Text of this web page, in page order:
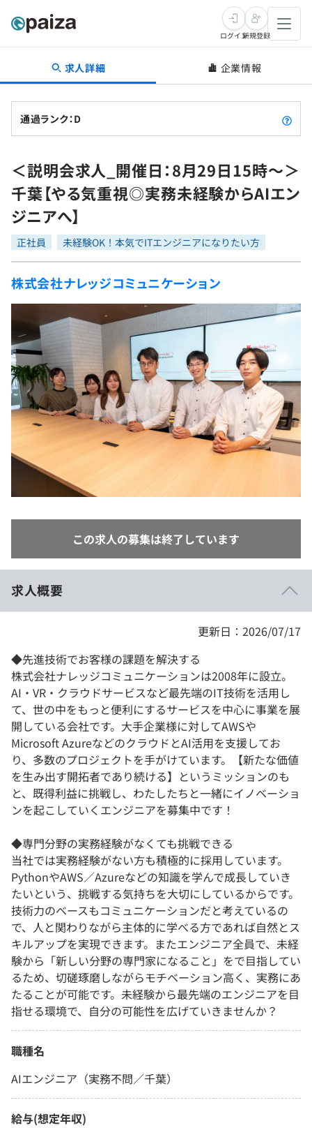
転職・キャリア
転職成功ガイド
転職エージェント
インタビュー
転職成功ガイド
新卒就活
求人検索
本選考
インターン
新卒エージェント
イベント・セミナー
インタビュー
就活成功ガイド
学習
問題集
4択課題
リファレンス
プラン
個人向けプラン
法人向けプラン
学校向けプラン
プログラミング言語
再チャレンジ結果一覧
ゲーム・マンガ
Tech Team Journal
paiza times
note
paizaとは？
ログイン新規登録
求人詳細 企業情報
通過ランク：D
＜説明会求人_開催日：8月29日15時～＞
千葉【やる気重視◎実務未経験からAIエン
ジニアへ】
正社員 未経験OK！本気でITエンジニアになりたい方
株式会社ナレッジコミュニケーション
この求人の募集は終了しています
求人概要
更新日：2026/07/17
◆先進技術でお客様の課題を解決する
株式会社ナレッジコミュニケーションは2008年に設立。
AI・VR・クラウドサービスなど最先端のIT技術を活用し
て、世の中をもっと便利にするサービスを中心に事業を展
開している会社です。大手企業様に対してAWSや
Microsoft AzureなどのクラウドとAI活用を支援してお
り、多数のプロジェクトを手がけています。【新たな価値
を生み出す開拓者であり続ける】というミッションのも
と、既得利益に挑戦し、わたしたちと一緒にイノベーショ
ンを起こしていくエンジニアを募集中です！
◆専門分野の実務経験がなくても挑戦できる
当社では実務経験がない方も積極的に採用しています。
PythonやAWS／Azureなどの知識を学んで成長していき
たいという、挑戦する気持ちを大切にしているからです。
技術力のベースもコミュニケーションだと考えているの
で、人と関わりながら主体的に学べる方であれば自然とス
キルアップを実現できます。またエンジニア全員で、未経
験から「新しい分野の専門家になること」をで目指してい
るため、切磋琢磨しながらモチベーション高く、実務にあ
たることが可能です。未経験から最先端のエンジニアを目
指せる環境で、自分の可能性を広げていきませんか？
職種名
AIエンジニア（実務不問／千葉）
給与(想定年収)